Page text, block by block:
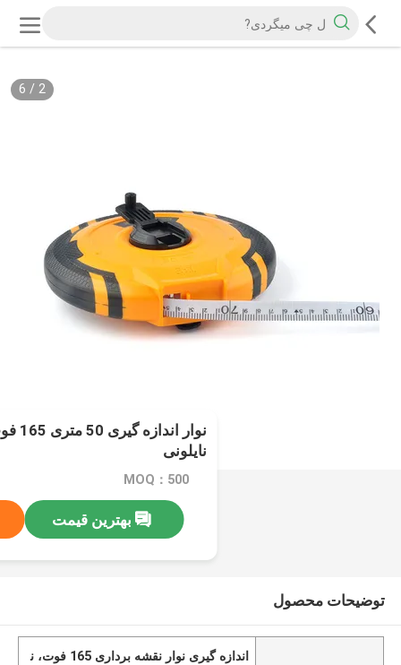
2
/
6
نوار
نایلونی
MOQ：500
بهترین قیمت
توضیحات محصول
اندازه گیری نوار نقشه برداری 165 فوت، ن